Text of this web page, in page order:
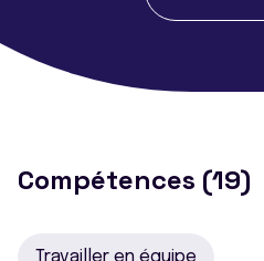
Compétences (19)
Travailler en équipe